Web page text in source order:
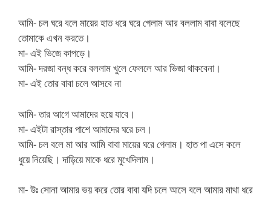
আমি- চল ঘরে বলে মায়ের হাত ধরে ঘরে গেলাম আর বললাম বাবা বলেছে
তোমাকে এখন করতে।
মা- এই ভিজে কাপড়ে।
আমি- দরজা বন্ধ করে বললাম খুলে ফেললে আর ভিজা থাকবেনা।
মা- এই তোর বাবা চলে আসবে না
আমি- তার আগে আমাদের হয়ে যাবে।
মা- এইটা রাস্তার পাশে আমাদের ঘরে চল।
আমি- চল বলে মা আর আমি বাবা মায়ের ঘরে গেলাম। হাত পা এসে কলে
ধুয়ে নিয়েছি। দাড়িয়ে মাকে ধরে মুখেদিলাম।
মা- উঃ সোনা আমার ভয় করে তোর বাবা যদি চলে আসে বলে আমার মাথা ধরে